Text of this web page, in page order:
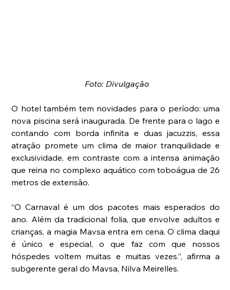
Foto: Divulgação
O hotel também tem novidades para o período: uma
nova piscina será inaugurada. De frente para o lago e
contando com borda infinita e duas jacuzzis, essa
atração promete um clima de maior tranquilidade e
exclusividade, em contraste com a intensa animação
que reina no complexo aquático com toboágua de 26
metros de extensão.
“O Carnaval é um dos pacotes mais esperados do
ano. Além da tradicional folia, que envolve adultos e
crianças, a magia Mavsa entra em cena. O clima daqui
é único e especial, o que faz com que nossos
hóspedes voltem muitas e muitas vezes.”, afirma a
subgerente geral do Mavsa, Nilva Meirelles.